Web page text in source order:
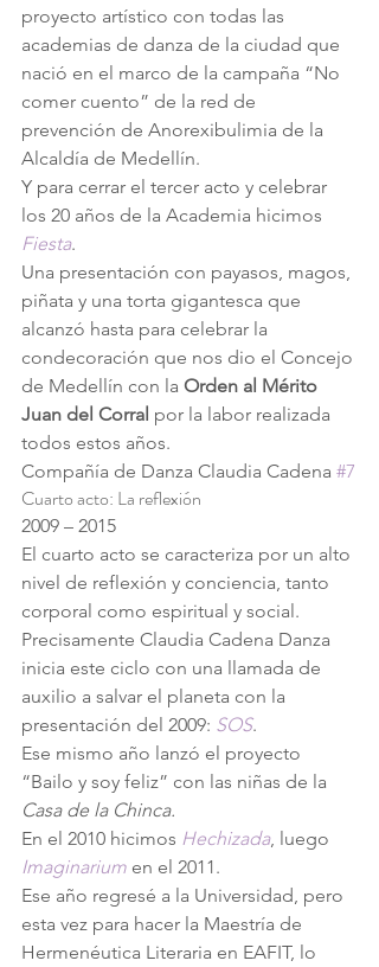
proyecto artístico con todas las
academias de danza de la ciudad que
nació en el marco de la campaña “No
comer cuento” de la red de
prevención de Anorexibulimia de la
Alcaldía de Medellín.
Y para cerrar el tercer acto y celebrar
los 20 años de la Academia hicimos
Fiesta.
Una presentación con payasos, magos,
piñata y una torta gigantesca que
alcanzó hasta para celebrar la
condecoración que nos dio el Concejo
de Medellín con la Orden al Mérito
Juan del Corral por la labor realizada
todos estos años.
Compañía de Danza Claudia Cadena #7
Cuarto acto: La reflexión
2009 – 2015
El cuarto acto se caracteriza por un alto
nivel de reflexión y conciencia, tanto
corporal como espiritual y social.
Precisamente Claudia Cadena Danza
inicia este ciclo con una llamada de
auxilio a salvar el planeta con la
presentación del 2009: SOS.
Ese mismo año lanzó el proyecto
“Bailo y soy feliz” con las niñas de la
Casa de la Chinca.
En el 2010 hicimos Hechizada, luego
Imaginarium en el 2011.
Ese año regresé a la Universidad, pero
esta vez para hacer la Maestría de
Hermenéutica Literaria en EAFIT, lo